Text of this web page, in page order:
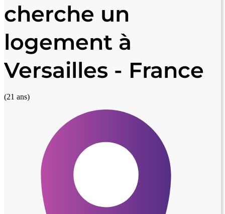
cherche un
logement à
Versailles - France
(21 ans)